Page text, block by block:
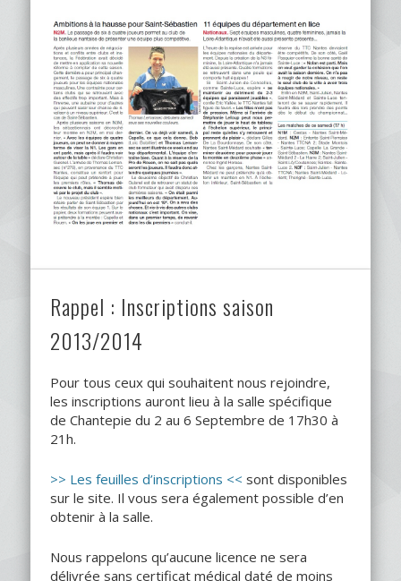
Rappel : Inscriptions saison
2013/2014
Pour tous ceux qui souhaitent nous rejoindre,
les inscriptions auront lieu à la salle spécifique
de Chantepie du 2 au 6 Septembre de 17h30 à
21h.
>> Les feuilles d’inscriptions << sont disponibles
sur le site. Il vous sera également possible d’en
obtenir à la salle.
Nous rappelons qu’aucune licence ne sera
délivrée sans certificat médical daté de moins